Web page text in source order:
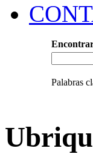
Palabras